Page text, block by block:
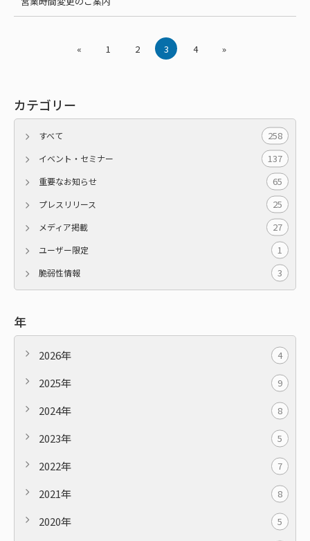
« 1 2 3 4 »
カテゴリー
すべて 258
イベント・セミナー 137
重要なお知らせ 65
プレスリリース 25
メディア掲載 27
ユーザー限定 1
脆弱性情報 3
年
2026年 4
2025年 9
2024年 8
2023年 5
2022年 7
2021年 8
2020年 5